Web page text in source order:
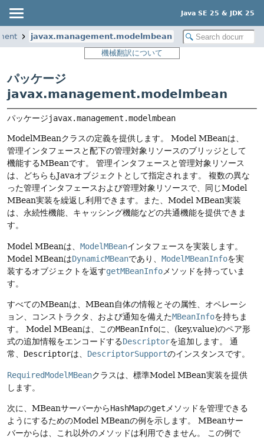
Java SE 25 & JDK 25
javax.management.modelmbean
機械翻訳について
パッケージ
javax.management.modelmbean
パッケージjavax.management.modelmbean
ModelMBeanクラスの定義を提供します。
Model MBeanは、
管理インタフェースと配下の管理対象リソースのブリッジとして
機能するMBeanです。
管理インタフェースと管理対象リソース
は、どちらもJavaオブジェクトとして指定されます。
複数の異な
った管理インタフェースおよび管理対象リソースで、同じModel
MBean実装を繰返し利用できます。また、Model MBean実装
は、永続性機能、キャッシング機能などの共通機能を提供できま
す。
Model MBeanは、 ModelMBeanインタフェースを実装します。
Model MBeanはDynamicMBeanであり、 ModelMBeanInfoを実
装するオブジェクトを返すgetMBeanInfo メソッドを持っていま
す。
すべてのMBeanは、MBean自体の情報とその属性、オペレーシ
ョン、コンストラクタ、および通知を備えたMBeanInfoを持ちま
す。
Model MBeanは、このMBeanInfoに、(key,value)のペア形
式の追加情報をエンコードするDescriptorを追加します。
通
常、 Descriptorは、 DescriptorSupportのインスタンスです。
RequiredModelMBeanクラスは、標準Model MBean実装を提供
します。
次に、MBeanサーバーからHashMapのget メソッドを管理できる
ようにするためのModel MBeanの例を示します。
MBeanサー
バーからは、これ以外のメソッドは利用できません。
この例で